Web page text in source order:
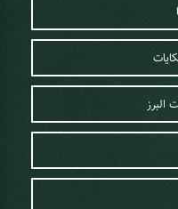
کشورهای
برزیل، پنجمین کشور بزرگ
کشور در آمریکای
البرز